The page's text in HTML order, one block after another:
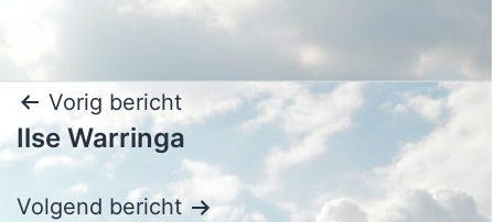
Bericht
navigatie
Vorig bericht
Ilse Warringa
Volgend bericht